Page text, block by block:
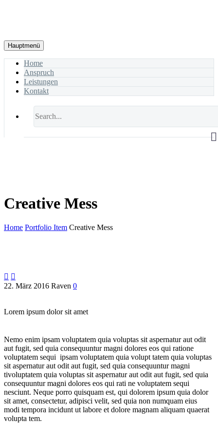
Hauptmenü
Home
Anspruch
Leistungen
Kontakt
Creative Mess
Home Portfolio Item Creative Mess
 
22. März 2016 Raven 0
Lorem ipsum dolor sit amet
Nemo enim ipsam voluptatem quia voluptas sit aspernatur aut odit
aut fugit, sed quia consequuntur magni dolores eos qui ratione
voluptatem sequi ipsam voluptatem quia volupt tatem quia voluptas
sit aspernatur aut odit aut fugit, sed quia consequuntur magni
tivoluptatem quia voluptas sit aspernatur aut odit aut fugit, sed quia
consequuntur magni dolores eos qui rati ne voluptatem sequi
nesciunt. Neque porro quisquam est, qui dolorem ipsum quia dolor
sit amet, consectetur, adipisci velit, sed quia non numquam eius
modi tempora incidunt ut labore et dolore magnam aliquam quaerat
volupta tem.